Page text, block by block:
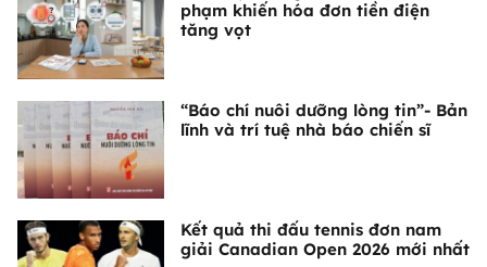
phạm khiến hóa đơn tiền điện
tăng vọt
“Báo chí nuôi dưỡng lòng tin”- Bản
lĩnh và trí tuệ nhà báo chiến sĩ
Kết quả thi đấu tennis đơn nam
giải Canadian Open 2026 mới nhất